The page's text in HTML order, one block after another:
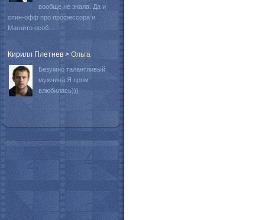
вообще не знала. Да и
спин-офф про профессора и
Магнито особ...
Кирилл Плетнев > Oльга
Безумно талантливый
мужчина.Я прям
влюбилась)))